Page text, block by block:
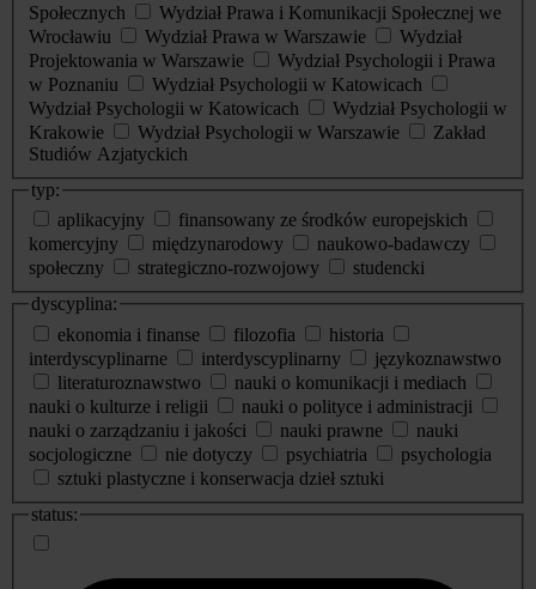
Społecznych
Wydział Prawa i Komunikacji Społecznej we
Wrocławiu
Wydział Prawa w Warszawie
Wydział
Projektowania w Warszawie
Wydział Psychologii i Prawa
w Poznaniu
Wydział Psychologii w Katowicach
Wydział Psychologii w Katowicach
Wydział Psychologii w
Krakowie
Wydział Psychologii w Warszawie
Zakład
Studiów Azjatyckich
typ:
aplikacyjny
finansowany ze środków europejskich
komercyjny
międzynarodowy
naukowo-badawczy
społeczny
strategiczno-rozwojowy
studencki
dyscyplina:
ekonomia i finanse
filozofia
historia
interdyscyplinarne
interdyscyplinarny
językoznawstwo
literaturoznawstwo
nauki o komunikacji i mediach
nauki o kulturze i religii
nauki o polityce i administracji
nauki o zarządzaniu i jakości
nauki prawne
nauki
socjologiczne
nie dotyczy psychiatria
psychologia
sztuki plastyczne i konserwacja dzieł sztuki
status: